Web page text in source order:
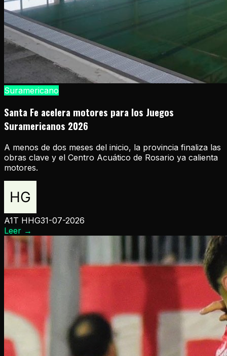
Suramericano
Santa Fe acelera motores para los Juegos
Suramericanos 2026
A menos de dos meses del inicio, la provincia finaliza las
obras clave y el Centro Acuático de Rosario ya calienta
motores.
A1T HHG31-07-2026
Leer →